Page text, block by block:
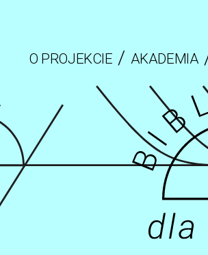
O PROJEKCIE AKADEMIA